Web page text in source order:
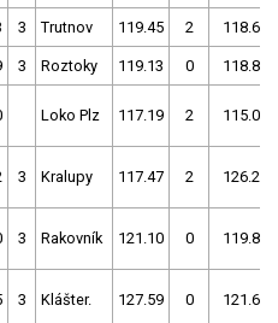
3 Trutnov 119.45 2 118.61
3 Roztoky 119.13 0 118.80
Loko Plz 117.19 2 115.04
3 Kralupy 117.47 2 126.26
3 Rakovník 121.10 0 119.83
3 Klášter. 127.59 0 121.61